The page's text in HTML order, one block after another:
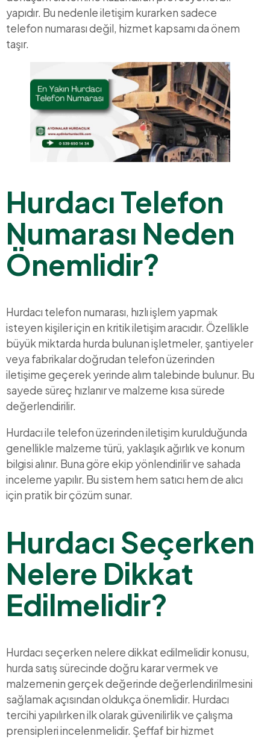
yapıdır. Bu nedenle iletişim kurarken sadece
telefon numarası değil, hizmet kapsamı da önem
taşır.
Hurdacı Telefon
Numarası Neden
Önemlidir?
Hurdacı telefon numarası, hızlı işlem yapmak
isteyen kişiler için en kritik iletişim aracıdır. Özellikle
büyük miktarda hurda bulunan işletmeler, şantiyeler
veya fabrikalar doğrudan telefon üzerinden
iletişime geçerek yerinde alım talebinde bulunur. Bu
sayede süreç hızlanır ve malzeme kısa sürede
değerlendirilir.
Hurdacı ile telefon üzerinden iletişim kurulduğunda
genellikle malzeme türü, yaklaşık ağırlık ve konum
bilgisi alınır. Buna göre ekip yönlendirilir ve sahada
inceleme yapılır. Bu sistem hem satıcı hem de alıcı
için pratik bir çözüm sunar.
Hurdacı Seçerken
Nelere Dikkat
Edilmelidir?
Hurdacı seçerken nelere dikkat edilmelidir konusu,
hurda satış sürecinde doğru karar vermek ve
malzemenin gerçek değerinde değerlendirilmesini
sağlamak açısından oldukça önemlidir. Hurdacı
tercihi yapılırken ilk olarak güvenilirlik ve çalışma
prensipleri incelenmelidir. Şeffaf bir hizmet